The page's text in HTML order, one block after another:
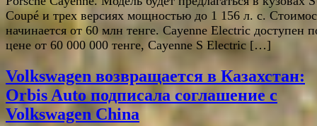
Coupé и трех версиях мощностью до 1 156 л. с.
начинается от 60 млн тенге. Cayenne Electric доступен
цене от 60 000 000 тенге, Cayenne S Electric […]
Volkswagen возвращается в Казахстан:
Orbis Auto подписала соглашение с
Volkswagen China